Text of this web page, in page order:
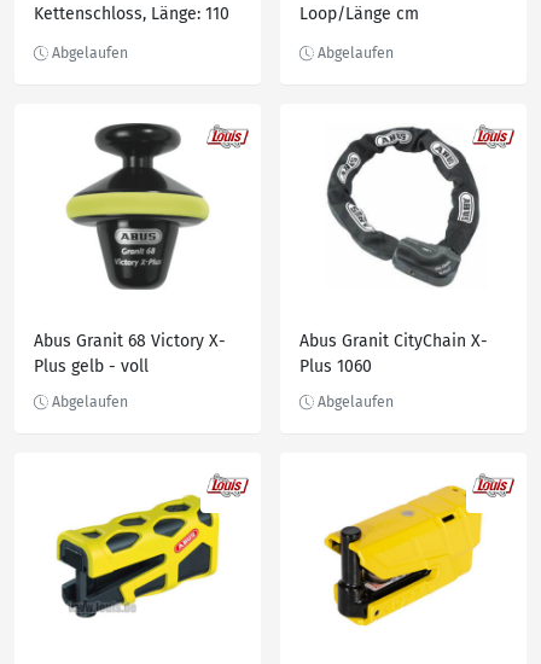
Kettenschloss, Länge: 110
Loop/Länge cm
Abus Granit 68 Victory X-
Plus gelb - voll
Abus Granit CityChain X-
Plus 1060